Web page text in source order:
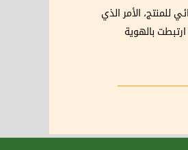
الأمر الذي
بالهوية